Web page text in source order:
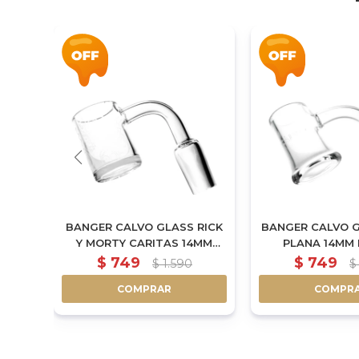
BANGER CALVO GLASS RICK
Y MORTY CARITAS 14MM
MACHO
$ 749 $ 1.590
COMPRAR
BANGER CALVO
PLANA 14MM
$ 749 $